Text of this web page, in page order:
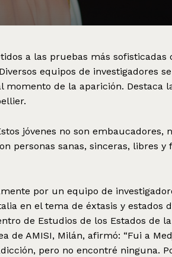
a las pruebas más sofisticadas
equipos de investigadores
de la aparición. Destaca
jóvenes no son embaucadores,
personas sanas, sinceras, libres y
por un equipo de
en el tema de éxtasis y estados
de Estudios de los Estados de
de AMISI, Milán, afirmó: “Fui a
pero no encontré ninguna.